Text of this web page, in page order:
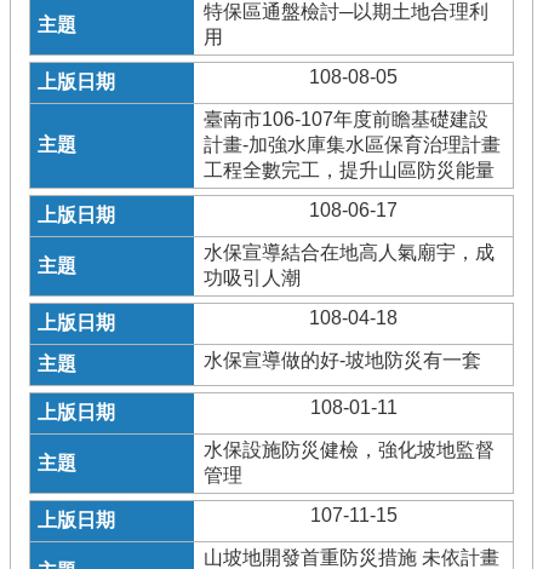
特保區通盤檢討─以期土地合理利
用
108-08-05
臺南市106-107年度前瞻基礎建設
計畫-加強水庫集水區保育治理計畫
工程全數完工，提升山區防災能量
108-06-17
水保宣導結合在地高人氣廟宇，成
功吸引人潮
108-04-18
水保宣導做的好-坡地防災有一套
108-01-11
水保設施防災健檢，強化坡地監督
管理
107-11-15
山坡地開發首重防災措施 未依計畫